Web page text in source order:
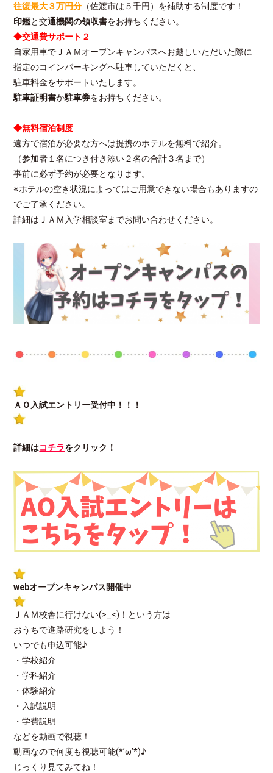
往復最大３万円分 （佐渡市は５千円）を補助する制度です！
印鑑と交通機関の領収書をお持ちください。
◆交通費サポート２
自家用車でＪＡＭオープンキャンパスへお越しいただいた際に
指定のコインパーキングへ駐車していただくと、
駐車料金をサポートいたします。
駐車証明書か駐車券をお持ちください。
◆無料宿泊制度
遠方で宿泊が必要な方へは提携のホテルを無料で紹介。
（参加者１名につき付き添い２名の合計３名まで）
事前に必ず予約が必要となります。
※ホテルの空き状況によってはご用意できない場合もありますの
でご了承ください。
詳細はＪＡＭ入学相談室までお問い合わせください。
ＡＯ入試エントリー受付中！！！
詳細はコチラをクリック！
webオープンキャンパス開催中
ＪＡＭ校舎に行けない(>_<)！という方は
おうちで進路研究をしよう！
いつでも申込可能♪
・学校紹介
・学科紹介
・体験紹介
・入試説明
・学費説明
などを動画で視聴！
動画なので何度も視聴可能(*’ω’*)♪
じっくり見てみてね！